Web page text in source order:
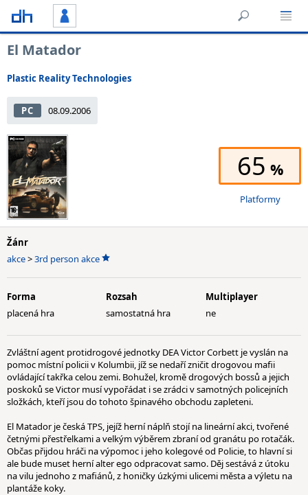
El Matador
Plastic Reality Technologies
PC 08.09.2006
65
Platformy
Žánr
akce>3rd person akce
Forma
placená hra
Rozsah
samostatná hra
Multiplayer
ne
Zvláštní agent protidrogové jednotky DEA Victor Corbett je vyslán na
pomoc místní policii v Kolumbii, jíž se nedaří zničit drogovou mafii
ovládající takřka celou zemi. Bohužel, kromě drogových bossů a jejich
poskoků se Victor musí vypořádat i se zrádci v samotných policejních
složkách, kteří jsou do tohoto špinavého obchodu zapleteni.
El Matador je česká TPS, jejíž herní náplň stojí na lineární akci, tvořené
četnými přestřelkami a velkým výběrem zbraní od granátu po rotačák.
Občas přijdou hráči na výpomoc i jeho kolegové od Policie, to hlavní si
ale bude muset herní alter ego odpracovat samo. Děj sestává z útoku
na vilu jednoho z mafiánů, z honičky úzkými ulicemi města a výletu na
plantáže koky.